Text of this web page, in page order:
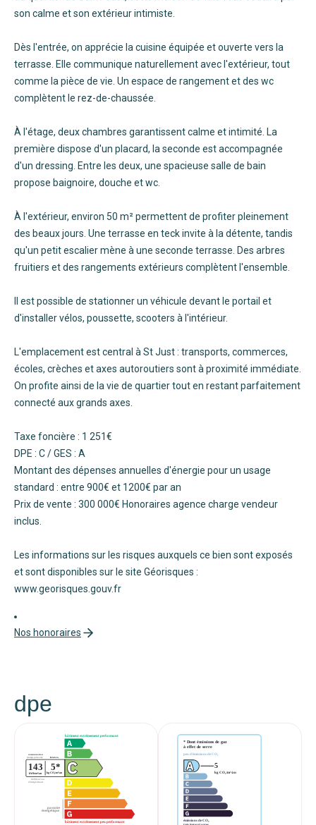
son calme et son extérieur intimiste.
Dès l'entrée, on apprécie la cuisine équipée et ouverte vers la
terrasse. Elle communique naturellement avec l'extérieur, tout
comme la pièce de vie. Un espace de rangement et des wc
complètent le rez-de-chaussée.
À l'étage, deux chambres garantissent calme et intimité. La
première dispose d'un placard, la seconde est accompagnée
d'un dressing. Entre les deux, une spacieuse salle de bain
propose baignoire, douche et wc.
À l'extérieur, environ 50 m² permettent de profiter pleinement
des beaux jours. Une terrasse en teck invite à la détente, tandis
qu'un petit escalier mène à une seconde terrasse. Des arbres
fruitiers et des rangements extérieurs complètent l'ensemble.
Il est possible de stationner un véhicule devant le portail et
d'installer vélos, poussette, scooters à l'intérieur.
L'emplacement est central à St Just : transports, commerces,
écoles, crèches et axes autoroutiers sont à proximité immédiate.
On profite ainsi de la vie de quartier tout en restant parfaitement
connecté aux grands axes.
Taxe foncière : 1 251€
DPE : C / GES : A
Montant des dépenses annuelles d'énergie pour un usage
standard : entre 900€ et 1200€ par an
Prix de vente : 300 000€ Honoraires agence charge vendeur
inclus.
Les informations sur les risques auxquels ce bien sont exposés
et sont disponibles sur le site Géorisques :
www.georisques.gouv.fr
Nos honoraires
dpe